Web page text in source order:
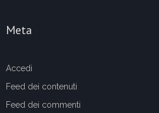
Meta
Accedi
Feed dei contenuti
Feed dei commenti